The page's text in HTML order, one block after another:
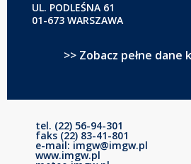
UL. PODLEŚNA 61
01-673 WARSZAWA
>> Zobacz pełne
tel. (22) 56-94-301
faks (22) 83-41-801
e-mail: imgw@imgw.pl
www.imgw.pl